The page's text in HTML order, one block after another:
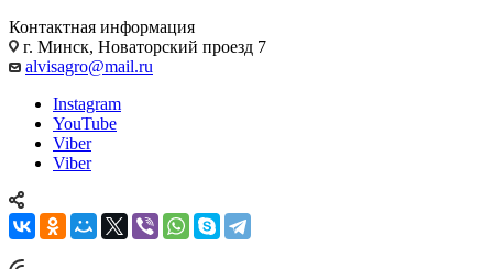
Контактная информация
г. Минск, Новаторский проезд 7
alvisagro@mail.ru
Instagram
YouTube
Viber
Viber